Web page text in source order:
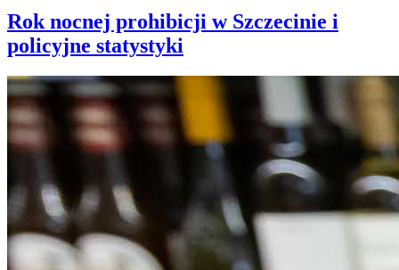
Rok nocnej prohibicji w Szczecinie i
policyjne statystyki